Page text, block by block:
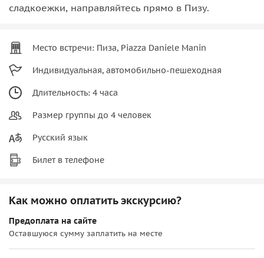
сладкоежки, направляйтесь прямо в Пизу.
Место встречи: Пиза, Piazza Daniele Manin
Индивидуальная, автомобильно-пешеходная
Длительность: 4 часа
Размер группы до 4 человек
Русский язык
Билет в телефоне
Как можно оплатить экскурсию?
Предоплата на сайте
Оставшуюся сумму заплатить на месте